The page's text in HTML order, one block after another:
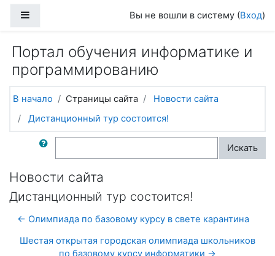
Вы не вошли в систему (Вход)
Портал обучения информатике и
программированию
В начало Страницы сайта
Новости сайта
Дистанционный тур состоится!
Поиск по форумам Искать
Новости сайта
Дистанционный тур состоится!
← Олимпиада по базовому курсу в свете карантина
Шестая открытая городская олимпиада школьников
по базовому курсу информатики →